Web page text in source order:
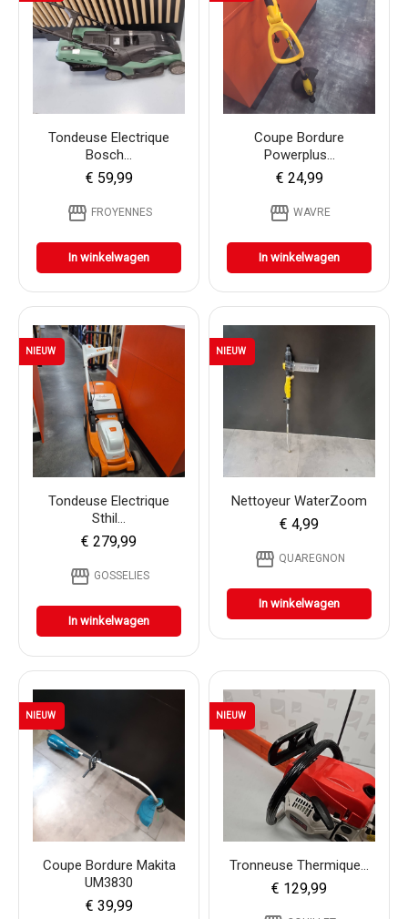
Tondeuse Electrique
Bosch...
€ 59,99
storefront FROYENNES
In winkelwagen
Coupe Bordure
Powerplus...
€ 24,99
storefront WAVRE
In winkelwagen
Tondeuse Electrique
Sthil...
€ 279,99
storefront GOSSELIES
In winkelwagen
NIEUW
Nettoyeur WaterZoom
€ 4,99
storefront QUAREGNON
In winkelwagen
NIEUW
Coupe Bordure Makita
UM3830
€ 39,99
NIEUW
Tronneuse Thermique...
€ 129,99
NIEUW